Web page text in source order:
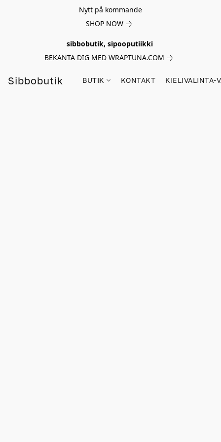
Nytt på kommande
SHOP NOW
sibbobutik, sipooputiikki
BEKANTA DIG MED WRAPTUNA.COM
Sibbobutik BUTIK KONTAKT KIELIVALINTA-